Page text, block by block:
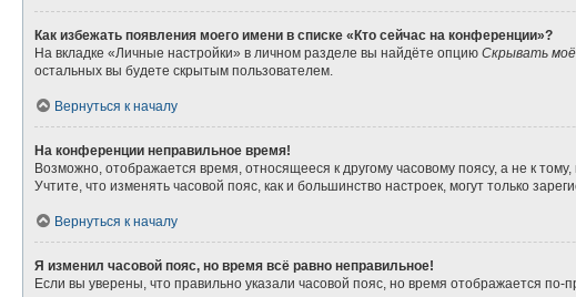
Как избежать появления моего имени в списке «Кто сейчас на конференции»?
На вкладке «Личные настройки» в личном разделе вы найдёте опцию Скрывать
остальных вы будете скрытым пользователем.
Вернуться к началу
На конференции неправильное время!
Возможно, отображается время, относящееся к другому часовому поясу, а не к
Учтите, что изменять часовой пояс, как и большинство настроек, могут только
Вернуться к началу
Я изменил часовой пояс, но время всё равно неправильное!
Если вы уверены, что правильно указали часовой пояс, но время отображается